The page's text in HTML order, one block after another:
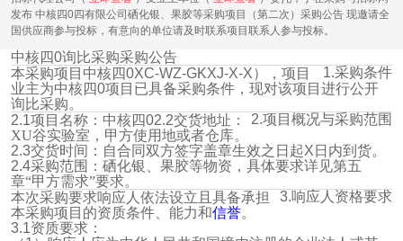
发布 中核四0四有限公司硒化银、果胶等采购项目（第二次）采购公告 现邀请全
国供应商参与投标，有意向的单位请及时联系项目联系人参与投标。
中核四0询比采购采购公告
1.采购条件
本采购项目中核四0XC-WZ-GKXJ-X-X），项目
业主为中核四0项目已具备采购条件，现对该项目进行公开
询比采购。
2.项目概况与采购范围
2.1项目名称：中核四02.2交货地址：
XU谷实验室，甲方使用地或者仓库。
2.3交货时间：自合同双方签字盖章生效之日起X 日内到货。
2.4采购范围：硒化银、果胶等物资，具体要求详见第五
章“甲方需求”要求。
3.响应人资格要求
本次采购要求响应人依法设立且具备承担
本采购项目的资质条件、能力和信誉。
3.1资质要求：